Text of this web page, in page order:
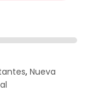
, Nueva